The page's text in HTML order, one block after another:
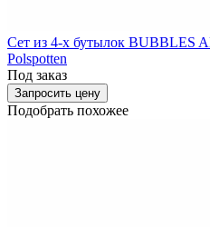
Сет из 4-х бутылок BUBBLES
Polspotten
Под заказ
Запросить цену
Подобрать похожее